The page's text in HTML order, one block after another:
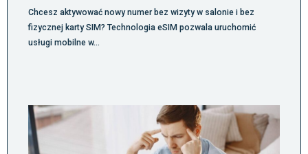
Chcesz aktywować nowy numer bez wizyty w salonie i bez
fizycznej karty SIM? Technologia eSIM pozwala uruchomić
usługi mobilne w…